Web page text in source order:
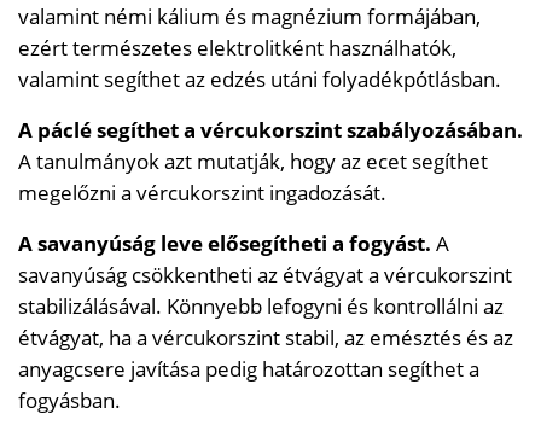
valamint némi kálium és magnézium formájában,
ezért természetes elektrolitként használhatók,
valamint segíthet az edzés utáni folyadékpótlásban.
A páclé segíthet a vércukorszint szabályozásában.
A tanulmányok azt mutatják, hogy az ecet segíthet
megelőzni a vércukorszint ingadozását.
A savanyúság leve elősegítheti a fogyást. A
savanyúság csökkentheti az étvágyat a vércukorszint
stabilizálásával. Könnyebb lefogyni és kontrollálni az
étvágyat, ha a vércukorszint stabil, az emésztés és az
anyagcsere javítása pedig határozottan segíthet a
fogyásban.